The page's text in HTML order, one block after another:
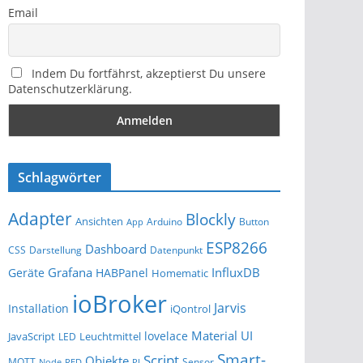
Email
Indem Du fortfährst, akzeptierst Du unsere
Datenschutzerklärung.
Schlagwörter
Adapter Ansichten App Arduino Blockly Button
CSS Darstellung Dashboard Datenpunkt ESP8266
Geräte Grafana HABPanel Homematic InfluxDB
Installation ioBroker iQontrol Jarvis
JavaScript LED Leuchtmittel lovelace Material UI